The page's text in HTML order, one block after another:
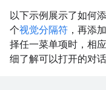
以下示例展示了如何
个视觉分隔符 ，再添
择任一菜单项时，相
细了解可以打开的对